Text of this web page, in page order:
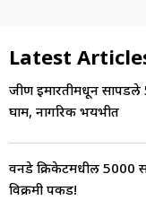
Latest
जीर्ण इमारतीमधून
घाम, नागरिक भयभीत
वनडे क्रिकेटमधील 5000
विक्रमी पकड!